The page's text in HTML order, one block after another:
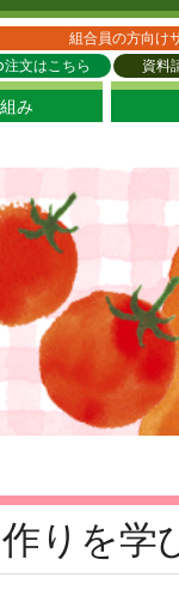
協 組合員の方向け
文はこちら
資料
み
りを学